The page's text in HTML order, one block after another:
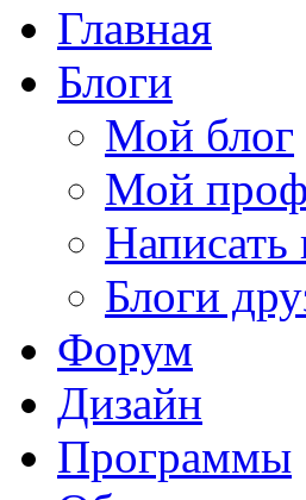
Главная
Блоги
Мой блог
Мой
Написать
Блоги
Форум
Дизайн
Программы